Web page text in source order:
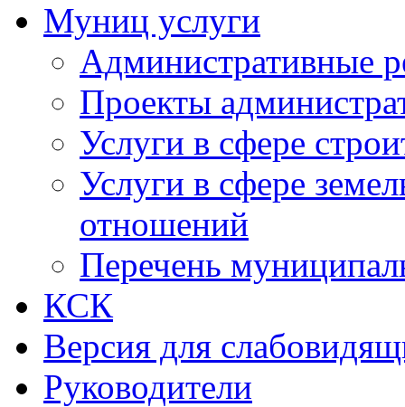
Муниц услуги
Административные
Проекты
Услуги в сфере
Услуги в сфере
отношений
Перечень
КСК
Версия для
Руководители